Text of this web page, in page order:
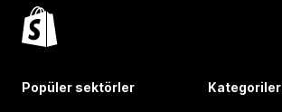
Popüler sektörler Kategoriler